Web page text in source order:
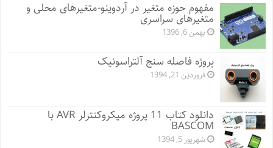
مفهوم حوزه متغیر در آردوینو-متغیرهای محلی و
متغیرهای سراسری
بهمن 6, 1396
پروژه فاصله سنج آلتراسونیک
فروردین 21, 1394
دانلود کتاب 11 پروژه میکروکنترلر AVR با
BASCOM
شهریور 5, 1394